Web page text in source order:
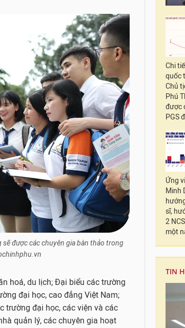
được các chuyên gia bàn thảo trong
hoá, du lịch; Đại biểu các trường
đại học, cao đẳng Việt Nam;
trường đại học, các viện và các
quản lý, các chuyên gia hoạt
Chi
quốc
Chủ
Phú
được
PGS
Ứng
Minh
sĩ,
2
một
TIN